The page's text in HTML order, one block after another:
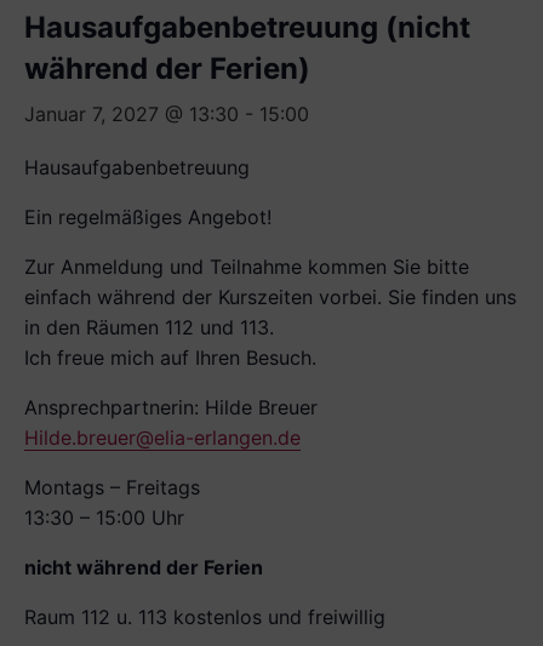
Hausaufgabenbetreuung (nicht
während der Ferien)
Januar 7, 2027 @ 13:30 - 15:00
Hausaufgabenbetreuung
Ein regelmäßiges Angebot!
Zur Anmeldung und Teilnahme kommen Sie bitte
einfach während der Kurszeiten vorbei. Sie finden uns
in den Räumen 112 und 113.
Ich freue mich auf Ihren Besuch.
Ansprechpartnerin: Hilde Breuer
Hilde.breuer@elia-erlangen.de
Montags – Freitags
13:30 – 15:00 Uhr
nicht während der Ferien
Raum 112 u. 113 kostenlos und freiwillig